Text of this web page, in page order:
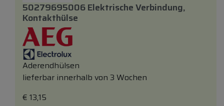
50279695006 Elektrische Verbindung,
Kontakthülse
Aderendhülsen
lieferbar innerhalb von 3 Wochen
€ 13,15